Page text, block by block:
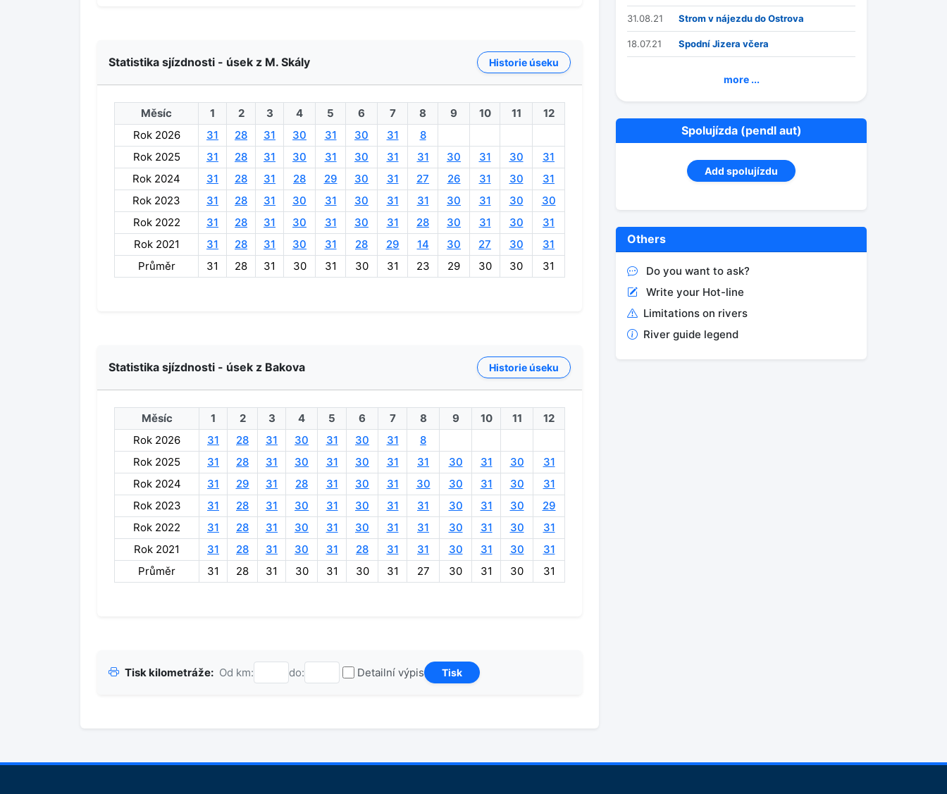
Statistika sjízdnosti - úsek z M. Skály Historie úseku
Měsíc 1 2 3 4 5 6 7 8 9 10 11
12
Rok 2026
31 28 31 30 31 30 31
8
Rok 2025
31 28 31 30 31 30 31 31 30 31 30
31
Rok 2024
31 28 31 28 29 30 31 27 26 31 30
31
Rok 2023
31 28 31 30 31 30 31 31 30 31 30
30
Rok 2022
31 28 31 30 31 30 31 28 30 31 30
31
Rok 2021
31 28 31 30 31 28 29 14 30 27 30
31
Průměr
31 28 31 30 31 30 31 23 29 30 30 31
Statistika sjízdnosti - úsek z Bakova Historie úseku
Měsíc 1 2 3 4 5 6 7 8 9 10 11
12
Rok 2026
31 28 31 30 31 30 31
8
Rok 2025
31 28 31 30 31 30 31 31 30 31 30
31
Rok 2024
31 29 31 28 31 30 31 30 30 31 30
31
Rok 2023
31 28 31 30 31 30 31 31 30 31 30
29
Rok 2022
31 28 31 30 31 30 31 31 30 31 30
31
Rok 2021
31 28 31 30 31 28 31 31 30 31 30
31
Průměr
31 28 31 30 31 30 31 27 30 31 30 31
Tisk kilometráže: Od km: do: Detailní výpis
31.08.21 Strom v nájezdu do Ostrova
18.07.21 Spodní Jizera včera
more ...
Spolujízda (pendl aut)
Add spolujízdu
Others
Do you want to ask?
Write your Hot-line
Limitations on rivers
River guide legend